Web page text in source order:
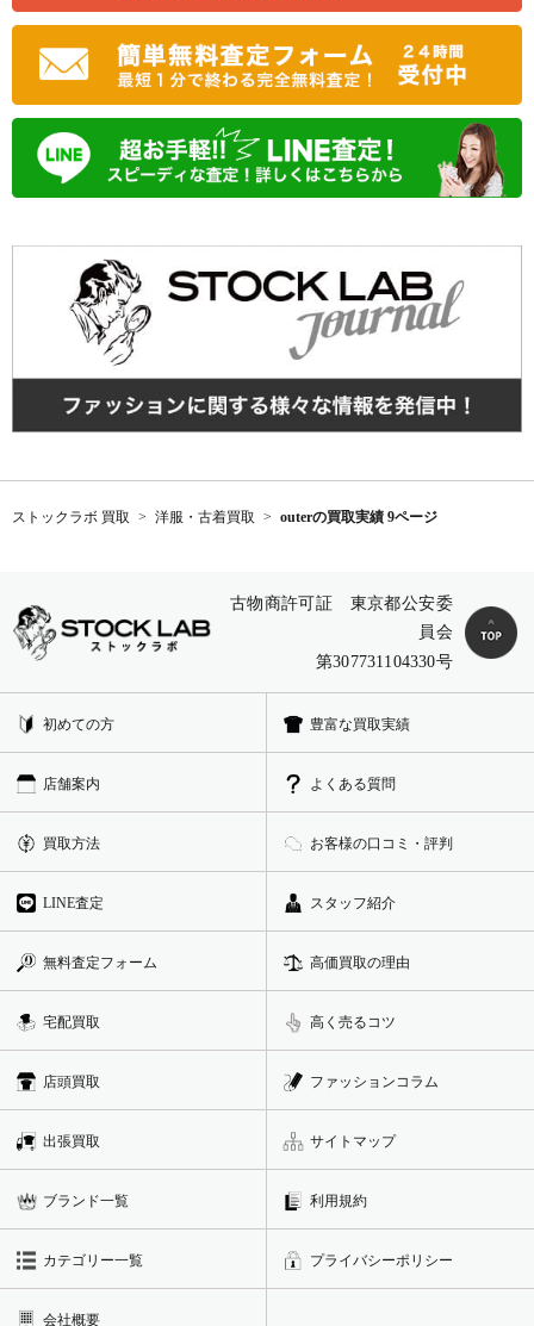
ストックラボ 買取 洋服・古着買取 outerの買取実績 9ページ
古物商許可証 東京都公安委
員会
第307731104330号
初めての方 豊富な買取実績
店舗案内 よくある質問
買取方法 お客様の口コミ・評判
LINE査定 スタッフ紹介
無料査定フォーム 高価買取の理由
宅配買取 高く売るコツ
店頭買取 ファッションコラム
出張買取 サイトマップ
ブランド一覧 利用規約
カテゴリー一覧 プライバシーポリシー
会社概要